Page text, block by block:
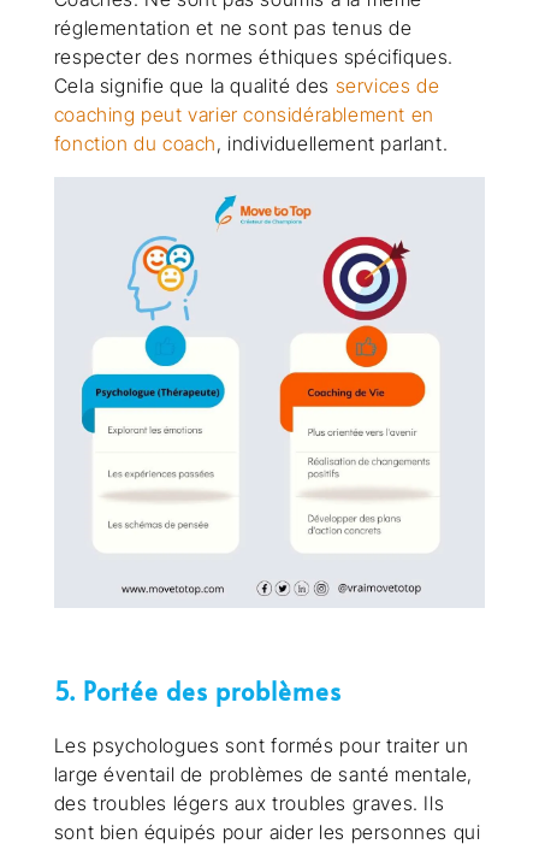
réglementation et ne sont pas tenus de
respecter des normes éthiques spécifiques.
Cela signifie que la qualité des services de
coaching peut varier considérablement en
fonction du coach, individuellement parlant.
5. Portée des problèmes
Les psychologues sont formés pour traiter un
large éventail de problèmes de santé mentale,
des troubles légers aux troubles graves. Ils
sont bien équipés pour aider les personnes qui